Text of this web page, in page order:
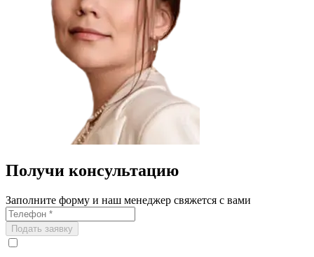
Получи консультацию
Заполните форму и наш менеджер свяжется с вами
Подать заявку